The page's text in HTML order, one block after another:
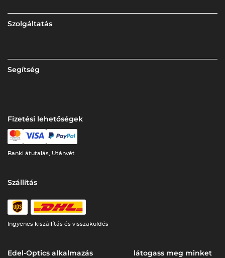
Szolgáltatás
Segítség
Fizetési lehetőségek
Banki átutalás, Utánvét
Szállítás
Ingyenes kiszállítás és visszaküldés
Edel-Optics alkalmazás látogass meg minket